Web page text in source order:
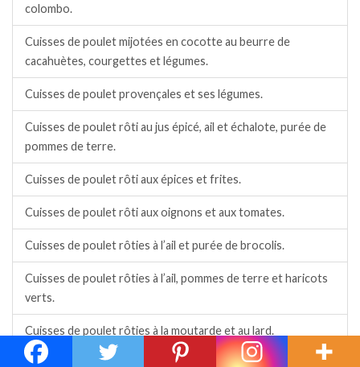
colombo.
Cuisses de poulet mijotées en cocotte au beurre de
cacahuètes, courgettes et légumes.
Cuisses de poulet provençales et ses légumes.
Cuisses de poulet rôti au jus épicé, ail et échalote, purée de
pommes de terre.
Cuisses de poulet rôti aux épices et frites.
Cuisses de poulet rôti aux oignons et aux tomates.
Cuisses de poulet rôties à l’ail et purée de brocolis.
Cuisses de poulet rôties à l’ail, pommes de terre et haricots
verts.
Cuisses de poulet rôties à la moutarde et au lard.
Cuisses de poulet rôties au chorizo et épices espagnoles.